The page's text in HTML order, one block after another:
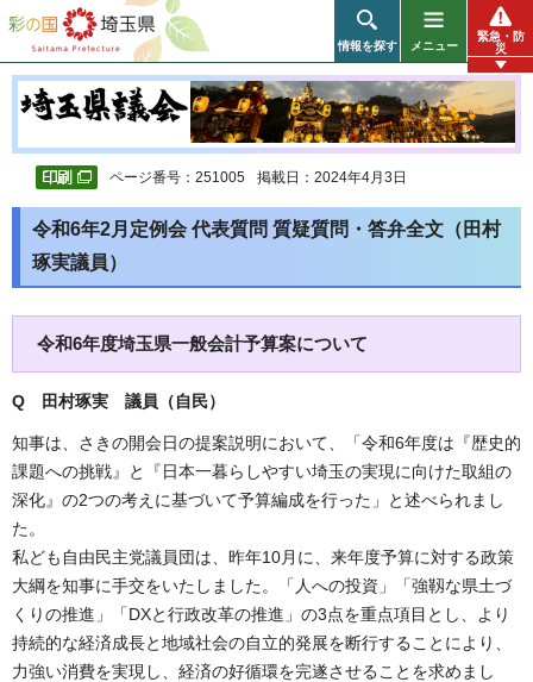
彩の国 埼玉県
情報を探す メニュー
緊急・防
災
ページ番号：251005 掲載日：2024年4月3日
令和6年2月定例会 代表質問 質疑質問・答弁全文（田村
琢実議員）
令和6年度埼玉県一般会計予算案について
Q 田村琢実 議員（自民）
知事は、さきの開会日の提案説明において、「令和6年度は『歴史的
課題への挑戦』と『日本一暮らしやすい埼玉の実現に向けた取組の
深化』の2つの考えに基づいて予算編成を行った」と述べられまし
た。
私ども自由民主党議員団は、昨年10月に、来年度予算に対する政策
大綱を知事に手交をいたしました。「人への投資」「強靱な県土づ
くりの推進」「DXと行政改革の推進」の3点を重点項目とし、より
持続的な経済成長と地域社会の自立的発展を断行することにより、
力強い消費を実現し、経済の好循環を完遂させることを求めまし